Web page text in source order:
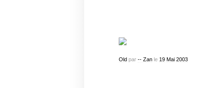
Oldpar -- Zanle 19 Mai 2003